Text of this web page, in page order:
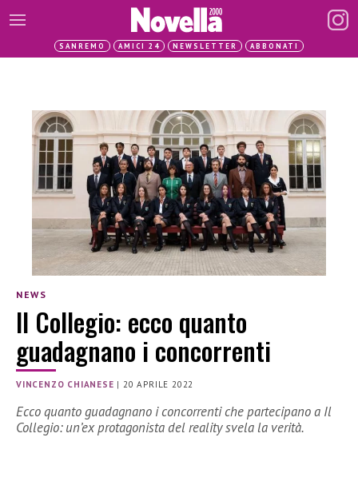
SANREMO AMICI 24 NEWSLETTER ABBONATI
NEWS
Il Collegio: ecco quanto
guadagnano i concorrenti
VINCENZO CHIANESE |20 APRILE 2022
Ecco quanto guadagnano i concorrenti che partecipano a Il
Collegio: un’ex protagonista del reality svela la verità.